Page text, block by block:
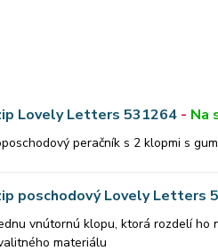
Lovely Letters 531264 - Na
peračník s 2 klopmi s
poschodový Lovely Letters
vnútornú klopu, ktorá rozdelí ho
materiálu